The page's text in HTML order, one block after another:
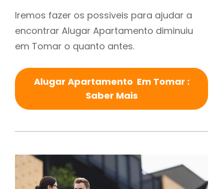
Iremos fazer os possiveis para ajudar a
encontrar Alugar Apartamento diminuiu
em Tomar o quanto antes.
Alugar Apartamento Em Tomar :
Saber Mais